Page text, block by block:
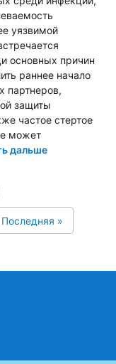
уязвимой
основных причин
раннее начало
партнеров,
защиты
частое стертое
может
дальше
Последняя »